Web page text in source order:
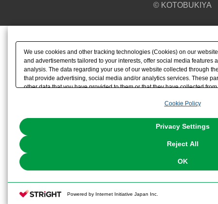
© KOTOBUKIYA
We use cookies and other tracking technologies (Cookies) on our
and advertisements tailored to your interests, offer social media features
analysis. The data regarding your use of our website collected through
that provide advertising, social media and/or analytics services. These
other data that you have provided to them or that they have collected
the use of all Cookies except for Strictly Necessary Cookies, please
Cookie Policy
Privacy Settings
Reject All
OK
Powered by Internet Initiative Japan Inc.